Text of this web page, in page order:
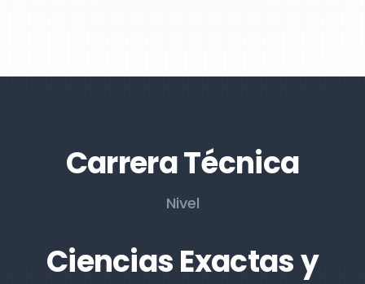
Carrera Técnica
Nivel
Ciencias Exactas y